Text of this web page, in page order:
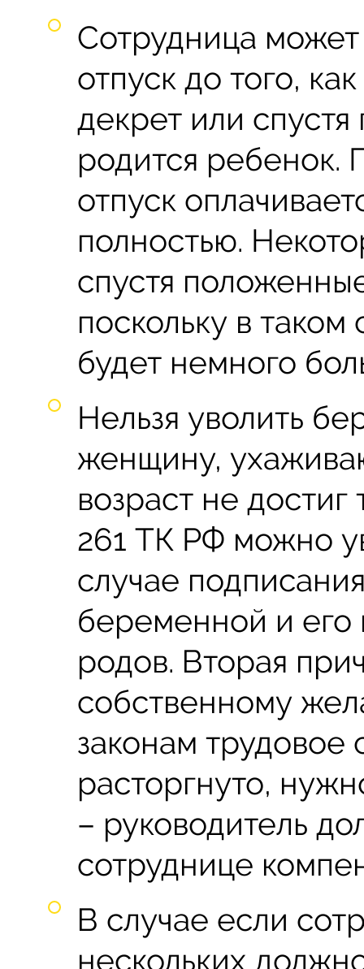
Сотрудница может
отпуск до того,
декрет или спустя
родится ребенок.
отпуск
полностью.
спустя
поскольку в
будет немного
Нельзя уволить
женщину,
возраст не достиг
261 ТК РФ можно
случае
беременной и
родов. Вторая
собственному
законам
расторгнуто,
– руководитель
сотруднице
В случае если
нескольких